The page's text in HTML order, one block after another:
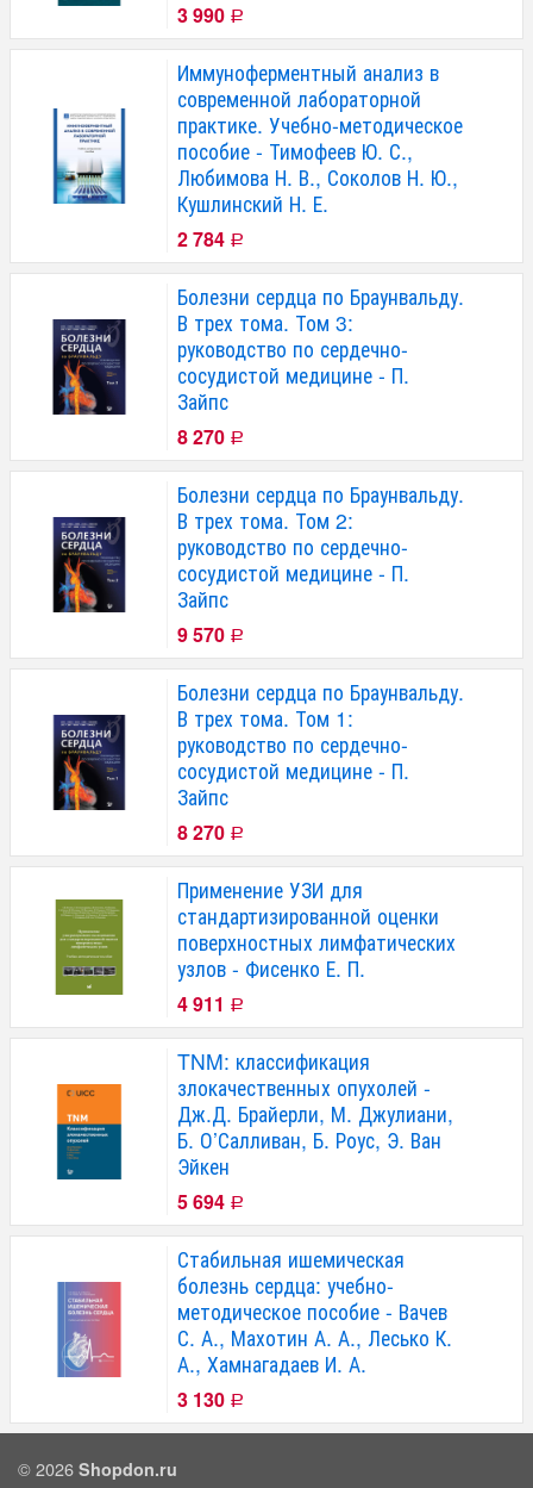
3 990 Р
Иммуноферментный анализ в
современной лабораторной
практике. Учебно-методическое
пособие - Тимофеев Ю. С.,
Любимова Н. В., Соколов Н. Ю.,
Кушлинский Н. Е.
2 784 Р
Болезни сердца по Браунвальду.
В трех тома. Том 3:
руководство по сердечно-
сосудистой медицине - П.
Зайпс
8 270 Р
Болезни сердца по Браунвальду.
В трех тома. Том 2:
руководство по сердечно-
сосудистой медицине - П.
Зайпс
9 570 Р
Болезни сердца по Браунвальду.
В трех тома. Том 1:
руководство по сердечно-
сосудистой медицине - П.
Зайпс
8 270 Р
Применение УЗИ для
стандартизированной оценки
поверхностных лимфатических
узлов - Фисенко Е. П.
4 911 Р
TNM: классификация
злокачественных опухолей -
Дж.Д. Брайерли, М. Джулиани,
Б. О’Салливан, Б. Роус, Э. Ван
Эйкен
5 694 Р
Стабильная ишемическая
болезнь сердца: учебно-
методическое пособие - Вачев
С. А., Махотин А. А., Лесько К.
А., Хамнагадаев И. А.
3 130 Р
© 2026 Shopdon.ru